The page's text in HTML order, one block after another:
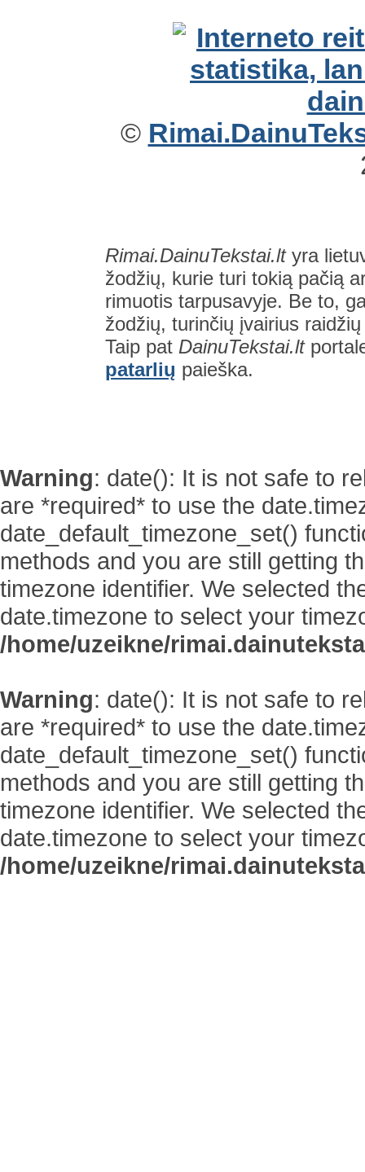
©
Rimai.DainuTekstai.ltyra
žodžių, kurie turi tokią pačią
rimuotis tarpusavyje. Be to,
žodžių, turinčių įvairius
Taip pat DainuTekstai.lt
patarlių paieška.
Warning: date(): It is not safe to
are *required* to use the
date_default_timezone_set()
methods and you are still getting
timezone identifier. We selected
date.timezone to select your
/home/uzeikne/
Warning: date(): It is not safe to
are *required* to use the
date_default_timezone_set()
methods and you are still getting
timezone identifier. We selected
date.timezone to select your
/home/uzeikne/